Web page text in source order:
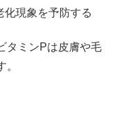
化現象を予防する
タミンPは皮膚や毛